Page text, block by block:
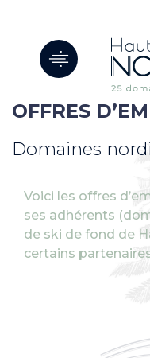
OFFRES
Domaines
Voici les offres
ses adhérents
de ski de fond de
certains